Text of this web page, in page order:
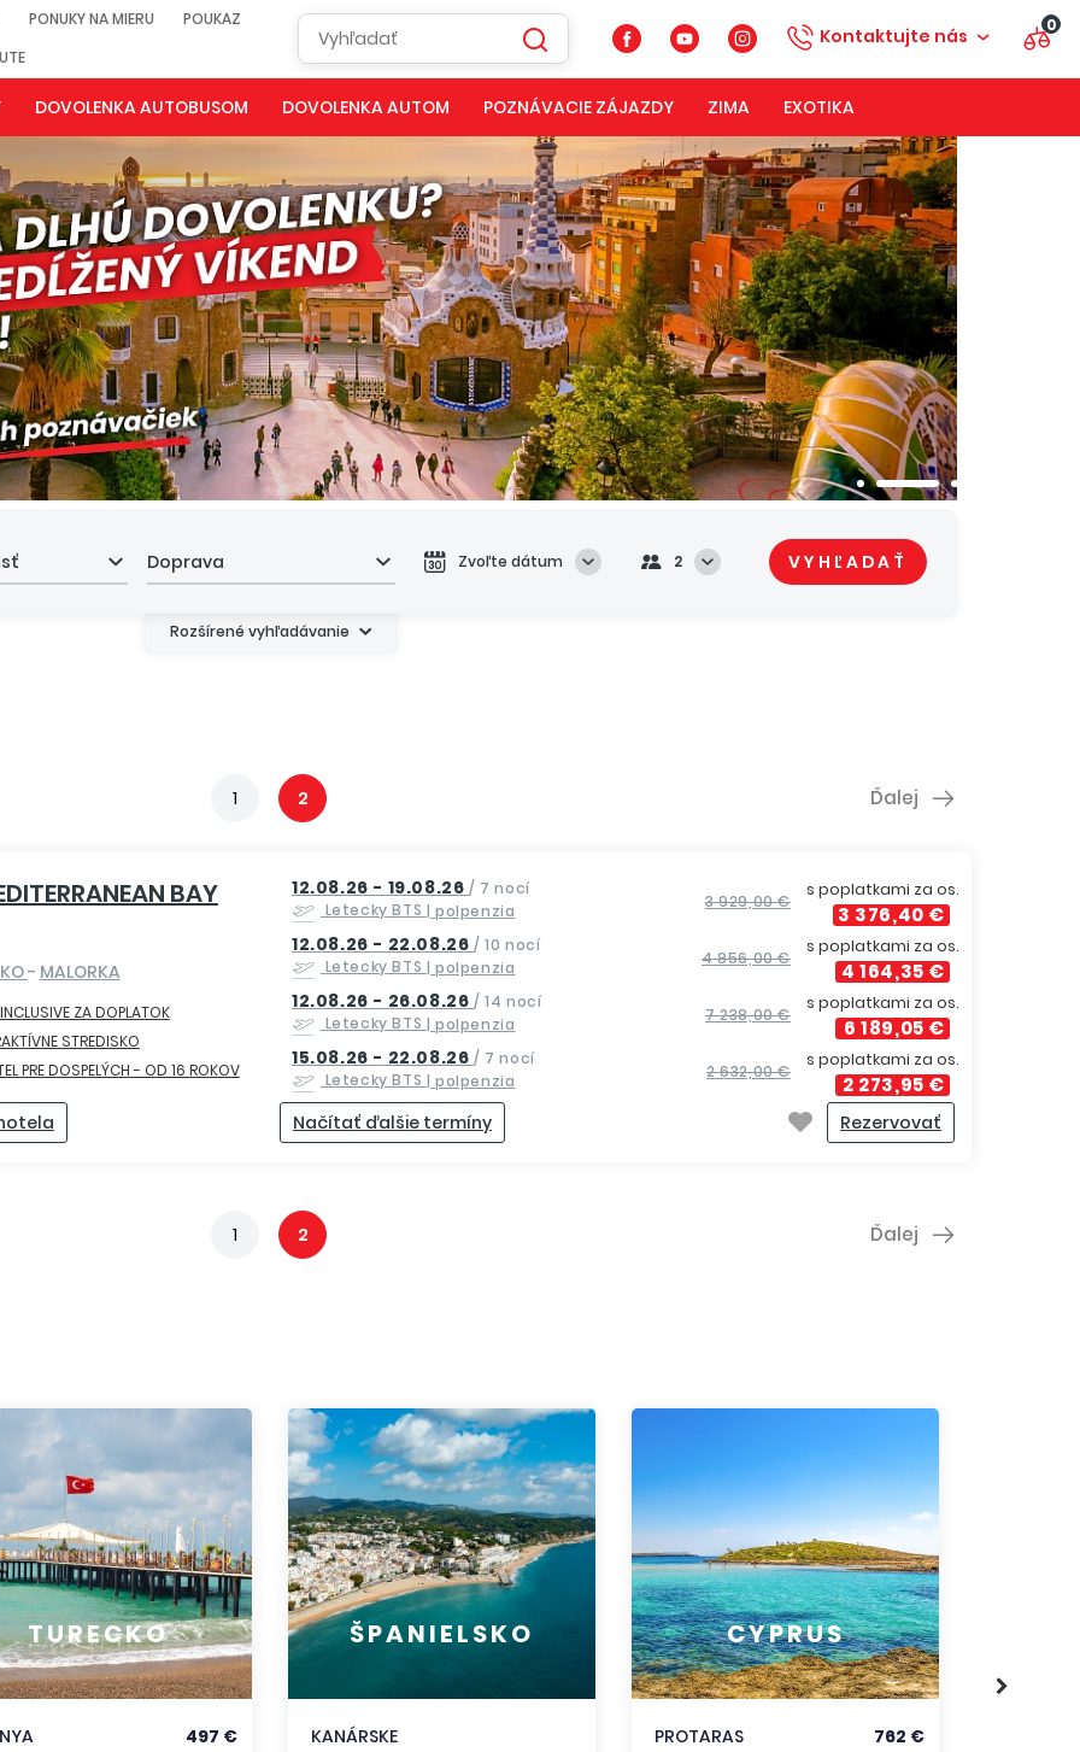
PONUKY NA MIERU
POUKAZ
Kontaktujte nás 0
DOVOLENKA AUTOBUSOM DOVOLENKA AUTOM POZNÁVACIE ZÁJAZDY ZIMA EXOTIKA
Rozšírené vyhľadávanie
Doprava Zvoľte dátum 2 VYHĽADAŤ
1 2 Ďalej
BAY
- MALORKA
ZA DOPLATOK
STREDISKO
PRE DOSPELÝCH - OD 16 ROKOV
12.08.26 - 19.08.26 / 7 nocí
Letecky BTS | polpenzia 3 929,00 €
s poplatkami za os.
3 376,40 €
12.08.26 - 22.08.26 / 10 nocí
Letecky BTS | polpenzia 4 856,00 €
s poplatkami za os.
4 164,35 €
12.08.26 - 26.08.26 / 14 nocí
Letecky BTS | polpenzia 7 238,00 €
s poplatkami za os.
6 189,05 €
15.08.26 - 22.08.26 / 7 nocí
Letecky BTS | polpenzia 2 632,00 €
s poplatkami za os.
2 273,95 €
Načítať ďalšie termíny Rezervovať
1 2 Ďalej
TURECKO
497 €
ŠPANIELSKO
KANÁRSKE
CYPRUS
PROTARAS 762 €